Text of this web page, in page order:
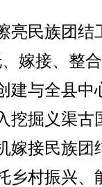
民族团结
嫁接、整
建与全县中
挖掘义渠古
嫁接民族团
乡村振兴、